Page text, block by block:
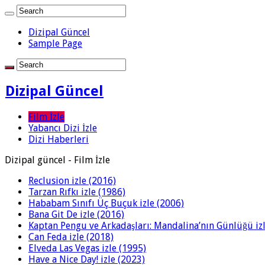
Dizipal Güncel
Sample Page
Dizipal Güncel
Film İzle
Yabancı Dizi İzle
Dizi Haberleri
Dizipal güncel - Film İzle
Reclusion izle (2016)
Tarzan Rıfkı izle (1986)
Hababam Sınıfı Üç Buçuk izle (2006)
Bana Git De izle (2016)
Kaptan Pengu ve Arkadaşları: Mandalina’nın Günlüğü
Can Feda izle (2018)
Elveda Las Vegas izle (1995)
Have a Nice Day! izle (2023)